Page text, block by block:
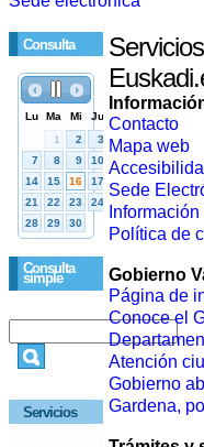
Consulta
Consulta
simple
Servicios
Contacto
Mapa web
Sede
Información
Política de
Gobierno
Página de
Conoce el
Atención
Gobierno
Gardena,